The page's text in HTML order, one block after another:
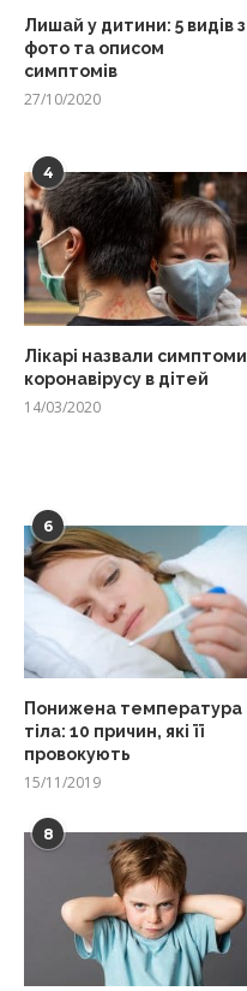
Лишай у дитини: 5 видів з
фото та описом
симптомів
27/10/2020
4
Лікарі назвали симптоми
коронавірусу в дітей
14/03/2020
6
Понижена температура
тіла: 10 причин, які її
провокують
15/11/2019
8